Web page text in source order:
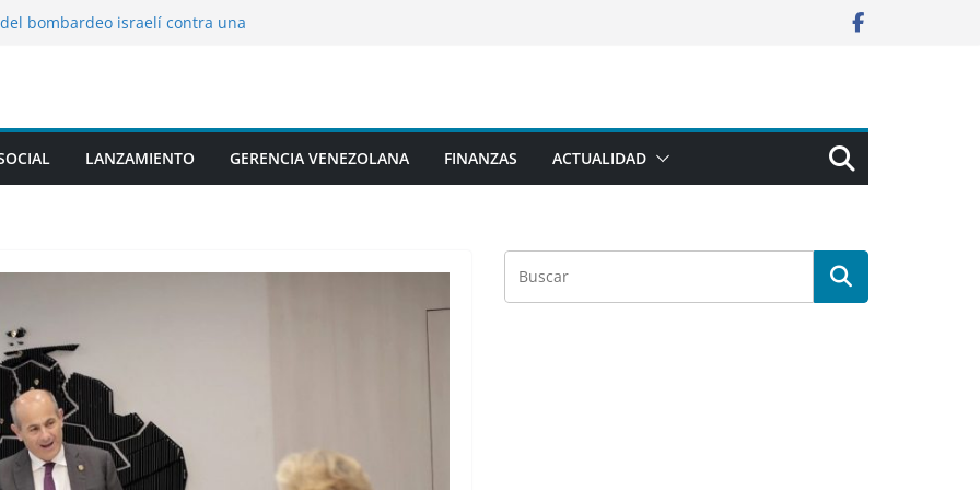
bombardeo israelí contra una
chinos en un aeropuerto (VIDEOS)
a Hegseth y lo acusa de engaño en
LANZAMIENTO GERENCIA VENEZOLANA FINANZAS ACTUALIDAD